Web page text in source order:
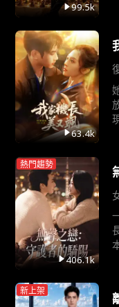
99.5k
63.4k
熱門趨勢
406.1k
新上架